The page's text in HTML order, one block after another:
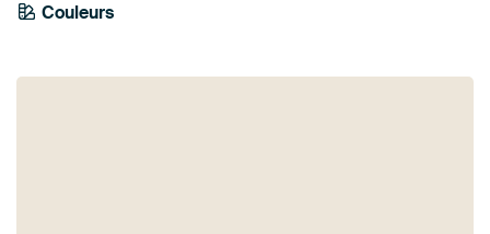
Couleurs
Marron
Beige